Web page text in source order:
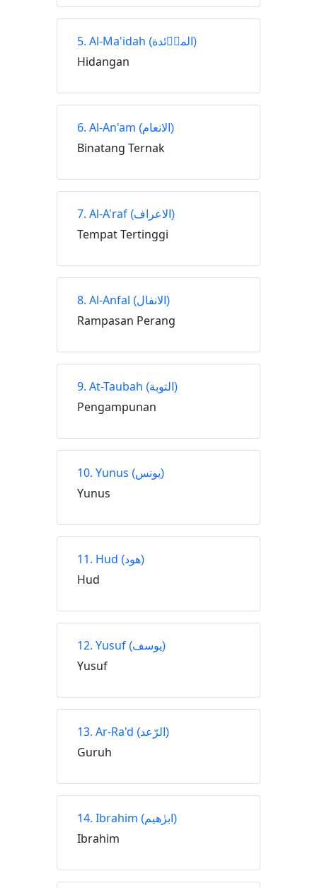
5. Al-Ma'idah (الماۤئدة)
Hidangan
6. Al-An'am (الانعام)
Binatang Ternak
7. Al-A'raf (الاعراف)
Tempat Tertinggi
8. Al-Anfal (الانفال)
Rampasan Perang
9. At-Taubah (التوبة)
Pengampunan
10. Yunus (يونس)
Yunus
11. Hud (هود)
Hud
12. Yusuf (يوسف)
Yusuf
13. Ar-Ra'd (الرّعد)
Guruh
14. Ibrahim (ابرٰهيم)
Ibrahim